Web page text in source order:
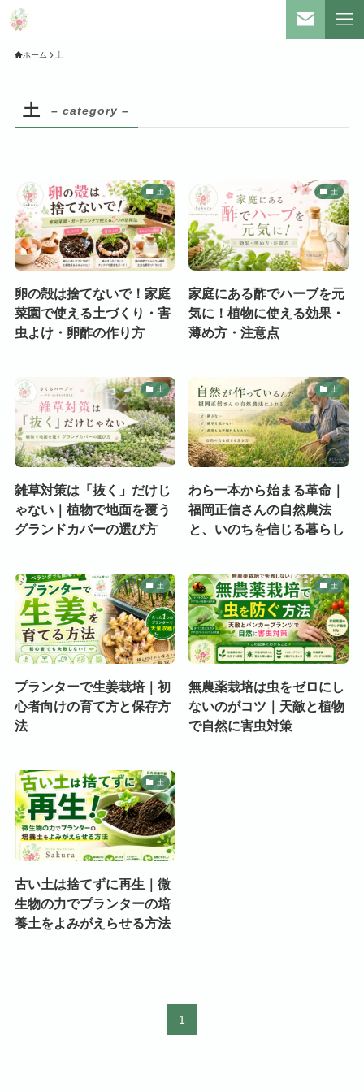
ホーム 土
土 – category –
土
卵の殻は捨てないで！家庭
菜園で使える土づくり・害
虫よけ・卵酢の作り方
土
家庭にある酢でハーブを元
気に！植物に使える効果・
薄め方・注意点
土
雑草対策は「抜く」だけじ
ゃない｜植物で地面を覆う
グランドカバーの選び方
土
わら一本から始まる革命｜
福岡正信さんの自然農法
と、いのちを信じる暮らし
土
プランターで生姜栽培｜初
心者向けの育て方と保存方
法
土
無農薬栽培は虫をゼロにし
ないのがコツ｜天敵と植物
で自然に害虫対策
土
古い土は捨てずに再生｜微
生物の力でプランターの培
養土をよみがえらせる方法
1